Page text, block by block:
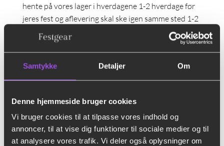
Samtykke Detaljer Om
Denne hjemmeside bruger cookies
Vi bruger cookies til at tilpasse vores indhold og
annoncer, til at vise dig funktioner til sociale medier og til
at analysere vores trafik. Vi deler også oplysninger om
hente på vores lager i hverdagene 1-2 hverdage før
jeres fest og aflevering skal ske igen samme sted 1-2
hverdage efter jeres fest. Ønsker i at leje i længere
periode kan det også aftales til en meget mindre pris
end leje prisen.